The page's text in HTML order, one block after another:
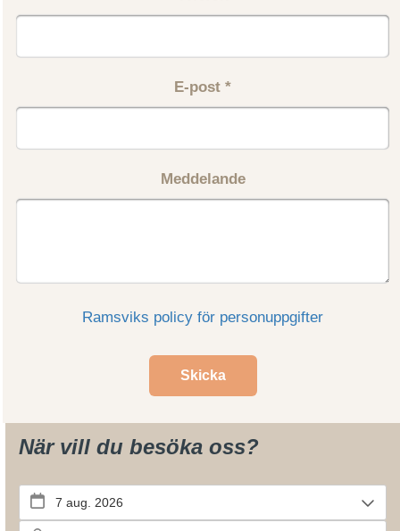
E-post *
Meddelande
Ramsviks policy för personuppgifter
Skicka
När vill du besöka oss?